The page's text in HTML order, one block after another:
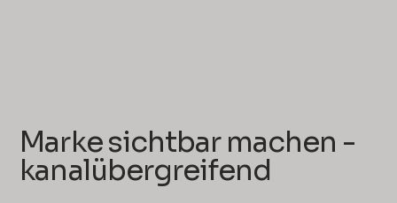
Marke sichtbar machen -
kanalübergreifend